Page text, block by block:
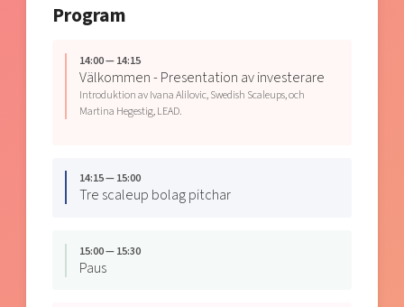
Program
14:00 — 14:15
Välkommen - Presentation av investerare
Introduktion av Ivana Alilovic, Swedish Scaleups, och
Martina Hegestig, LEAD.
14:15 — 15:00
Tre scaleup bolag pitchar
15:00 — 15:30
Paus